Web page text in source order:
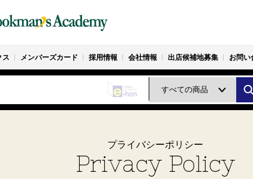
ス メンバーズカード 採用情報 会社情報 出店候補地募集 お問い
プライバシーポリシー
Privacy Policy